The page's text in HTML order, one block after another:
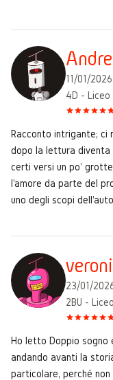
11/01/
4D -
Racconto intrigante;
dopo la lettura diventa
certi versi un po'
l'amore da parte del
uno degli scopi
23/01/
2BU -
Ho letto Doppio sogno
andando avanti la
particolare, perché